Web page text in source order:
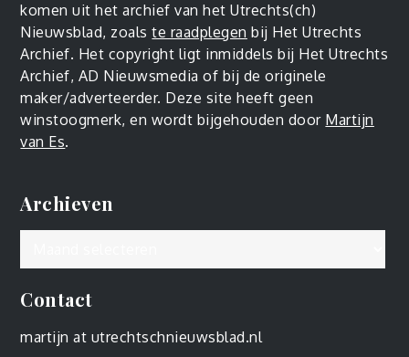
komen uit het archief van het Utrechts(ch)
Nieuwsblad, zoalste raadplegen bij Het Utrechts
Archief. Het copyright ligt inmiddels bij Het Utrechts
Archief, AD Nieuwsmedia of bij de originele
maker/adverteerder. Deze site heeft geen
winstoogmerk, en wordt bijgehouden door Martijn
van Es.
Archieven
Contact
martijn at utrechtschnieuwsblad.nl